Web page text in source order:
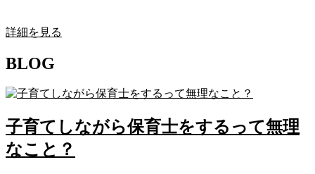
詳細を見る
BLOG
子育てしながら保育士をするって無理
なこと？